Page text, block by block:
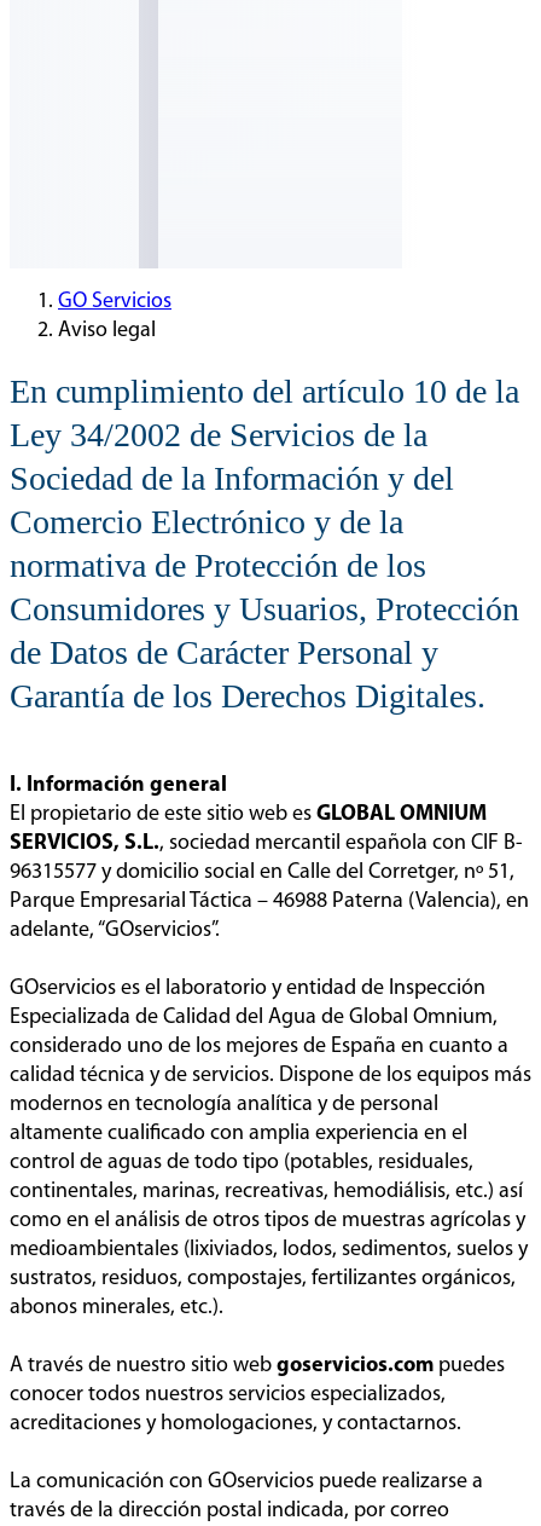
GO Servicios
Aviso legal
En cumplimiento del artículo 10 de la
Ley 34/2002 de Servicios de la
Sociedad de la Información y del
Comercio Electrónico y de la
normativa de Protección de los
Consumidores y Usuarios, Protección
de Datos de Carácter Personal y
Garantía de los Derechos Digitales.
I. Información general
El propietario de este sitio web es GLOBAL OMNIUM
SERVICIOS, S.L., sociedad mercantil española con CIF B-
96315577 y domicilio social en Calle del Corretger, nº 51,
Parque Empresarial Táctica – 46988 Paterna (Valencia), en
adelante, “GOservicios”.
GOservicios es el laboratorio y entidad de Inspección
Especializada de Calidad del Agua de Global Omnium,
considerado uno de los mejores de España en cuanto a
calidad técnica y de servicios. Dispone de los equipos más
modernos en tecnología analítica y de personal
altamente cualificado con amplia experiencia en el
control de aguas de todo tipo (potables, residuales,
continentales, marinas, recreativas, hemodiálisis, etc.) así
como en el análisis de otros tipos de muestras agrícolas y
medioambientales (lixiviados, lodos, sedimentos, suelos y
sustratos, residuos, compostajes, fertilizantes orgánicos,
abonos minerales, etc.).
A través de nuestro sitio web goservicios.com puedes
conocer todos nuestros servicios especializados,
acreditaciones y homologaciones, y contactarnos.
La comunicación con GOservicios puede realizarse a
través de la dirección postal indicada, por correo